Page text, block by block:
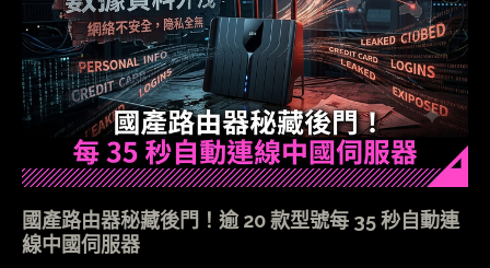
國產路由器秘藏後門！逾 20 款型號每 35 秒自動連
線中國伺服器